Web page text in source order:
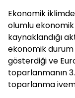
Ekonomik
olumlu
kaynaklandığı
ekonomik
gösterdiği ve
toparlanmanın
toparlanma